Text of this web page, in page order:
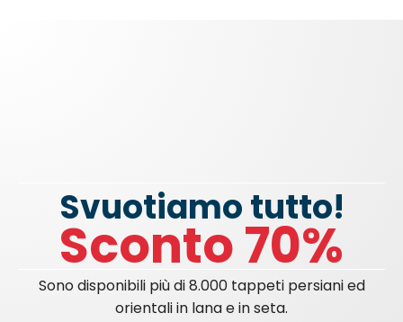
Svuotiamo tutto!
Sconto 70%
Sono disponibili più di 8.000 tappeti persiani ed
orientali in lana e in seta.